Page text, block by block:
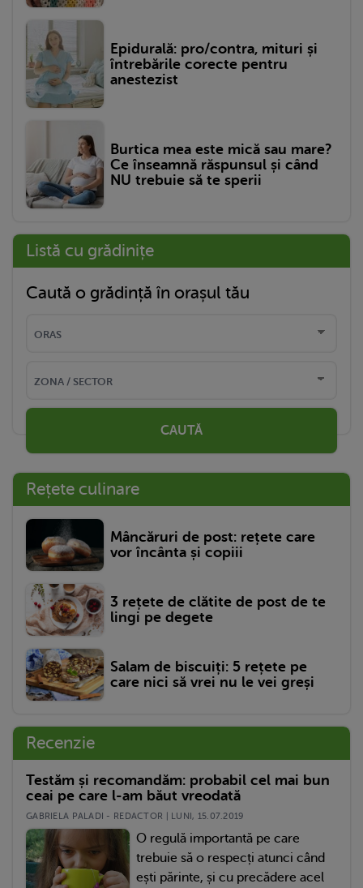
Epidurală: pro/contra, mituri și
întrebările corecte pentru
anestezist
Burtica mea este mică sau mare?
Ce înseamnă răspunsul și când
NU trebuie să te sperii
Listă cu grădinițe
Caută o grădință în orașul tău
CAUTĂ
Rețete culinare
Mâncăruri de post: rețete care
vor încânta și copiii
3 rețete de clătite de post de te
lingi pe degete
Salam de biscuiți: 5 rețete pe
care nici să vrei nu le vei greși
Recenzie
Testăm și recomandăm: probabil cel mai bun
ceai pe care l-am băut vreodată
GABRIELA PALADI - REDACTOR | LUNI, 15.07.2019
O regulă importantă pe care
trebuie să o respecți atunci când
ești părinte, și cu precădere acel